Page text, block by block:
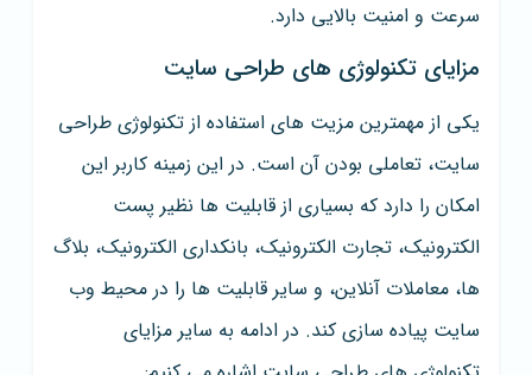
سرعت و امنیت بالایی دارد.
مزایای تکنولوژی های طراحی سایت
یکی از مهمترین مزیت های استفاده از تکنولوژی طراحی
سایت، تعاملی بودن آن است. در این زمینه کاربر این
امکان را دارد که بسیاری از قابلیت ها نظیر پست
الکترونیک، تجارت الکترونیک، بانکداری الکترونیک، بلاگ
ها، معاملات آنلاین، و سایر قابلیت ها را در محیط وب
سایت پیاده سازی کند. در ادامه به سایر مزایای